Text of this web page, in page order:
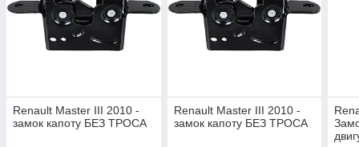
Renault Master III 2010 -
замок капоту БЕЗ ТРОСА
Renault Master III 2010 -
замок капоту БЕЗ ТРОСА